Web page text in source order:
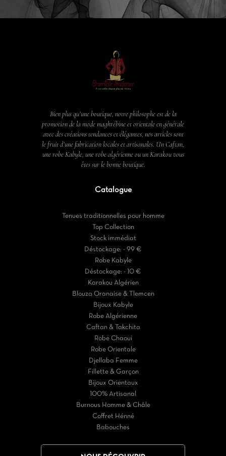
Bien plus qu’une boutique, notre philosophe est de la
promotion de la mode maghrébine et orientale en générale
avec des créations tendances et élégantes, nos articles sont
le fruit d’une fabrication locales et artisanales. Un Caftan,
une robe Kabyle, une robe algérienne ou un Karakou vous
êtes sur le bonne boutique.
Catalogue
Tenues traditionnelles pour homme
Top Collection
Stock immédiat
Déstockage: - 99 €
Robe Kabyle
Déstockage: - 10 €
Karakou Algérien
Blouza Oranaise & Tlemcen
Bijoux Kabyle
Robe Algérienne
Caftan & Takchita
Robe Chaoui
Robe Orientale
Djellaba Femme
Fillette & Garçon
Bijoux Orientaux
100% Artisanal
Burnous Homme & Châle
Coffret Hénné
Babouches